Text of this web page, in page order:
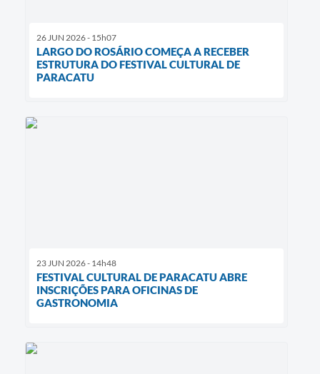
26 JUN 2026 - 15h07
LARGO DO ROSÁRIO COMEÇA A RECEBER
ESTRUTURA DO FESTIVAL CULTURAL DE
PARACATU
23 JUN 2026 - 14h48
FESTIVAL CULTURAL DE PARACATU ABRE
INSCRIÇÕES PARA OFICINAS DE
GASTRONOMIA